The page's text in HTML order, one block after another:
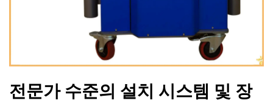
전문가 수준의 설치 시스템 및 장